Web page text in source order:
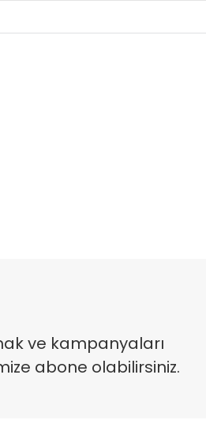
ve kampanyaları
abone olabilirsiniz.